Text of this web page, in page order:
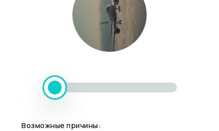
Возможные причины: